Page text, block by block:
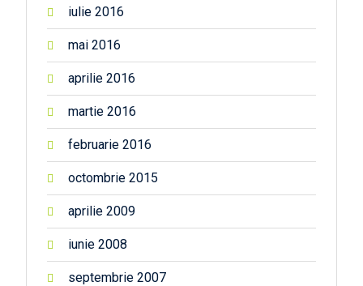
iulie 2016
mai 2016
aprilie 2016
martie 2016
februarie 2016
octombrie 2015
aprilie 2009
iunie 2008
septembrie 2007